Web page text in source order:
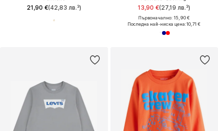
21,90 €(42,83 лв.³) 13,90 €(27,19 лв.³)
Първоначално: 15,90 €
Последна най-ниска цена:10,71 €